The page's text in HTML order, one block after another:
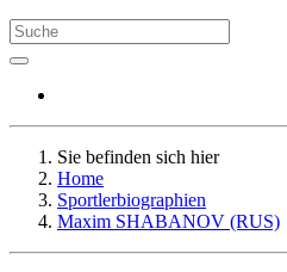
Sie befinden sich hier
Home
Sportlerbiographien
Maxim SHABANOV (RUS)